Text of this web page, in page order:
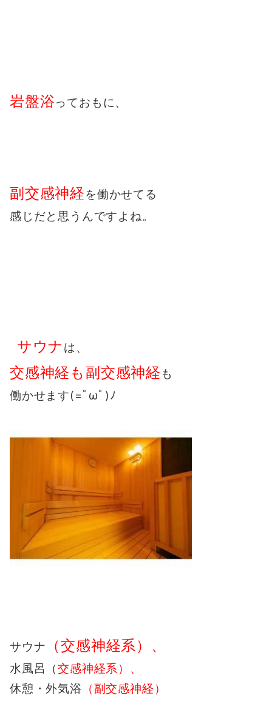
岩盤浴っておもに、
副交感神経を働かせてる
感じだと思うんですよね。
サウナ は、
交感神経も副交感神経 も
働かせます(=ﾟωﾟ)ﾉ
サウナ （交感神経系）、
水風呂（交感神経系）、
休憩・外気浴 （副交感神経）